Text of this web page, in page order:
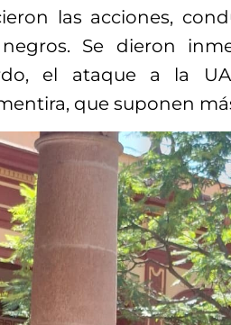
las acciones,
Se dieron
el ataque a la
que suponen